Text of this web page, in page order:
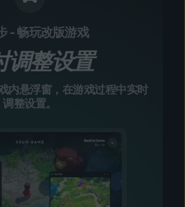
- 畅玩改版游戏
调整设置
内悬浮窗，在游戏过程中实时
调整设置。